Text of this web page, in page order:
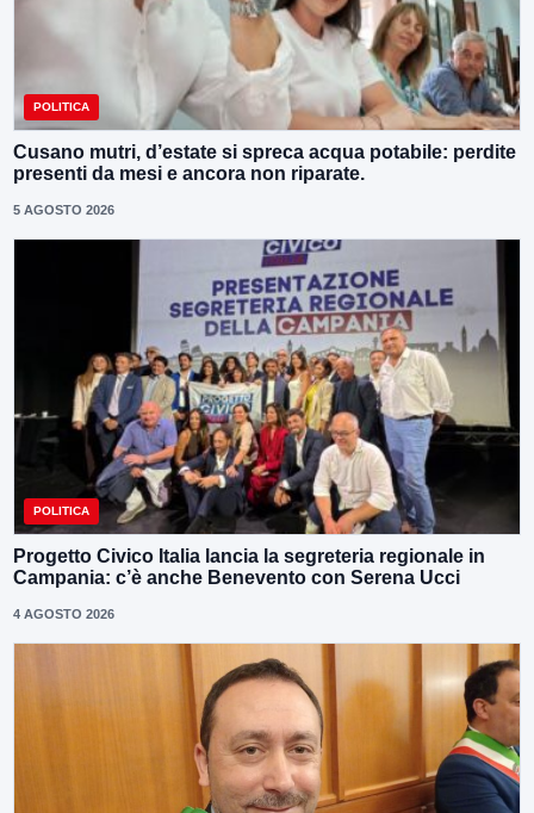
POLITICA
Cusano mutri, d’estate si spreca acqua potabile: perdite
presenti da mesi e ancora non riparate.
5 AGOSTO 2026
POLITICA
Progetto Civico Italia lancia la segreteria regionale in
Campania: c’è anche Benevento con Serena Ucci
4 AGOSTO 2026